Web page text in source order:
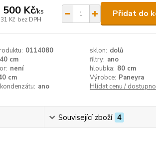
500 Kč/ks
Kč bez DPH
Přidat do
0114080 sklon: dolů
cm filtry: ano
není hloubka: 80 cm
cm Výrobce: Paneyra
ano Hlídat cenu /
Související zboží 4